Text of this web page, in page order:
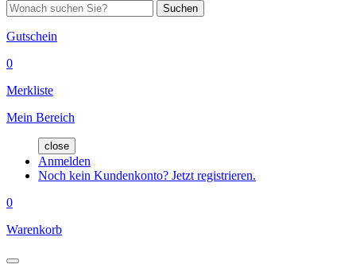
Suchen
Gutschein
0
Merkliste
Mein Bereich
close
Anmelden
Noch kein Kundenkonto? Jetzt registrieren.
0
Warenkorb